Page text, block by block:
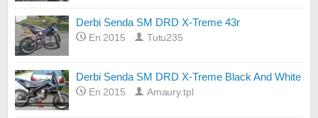
Derbi Senda SM DRD X-Treme 43r
En 2015 Tutu235
Derbi Senda SM DRD X-Treme Black And White
En 2015 Amaury.tpl